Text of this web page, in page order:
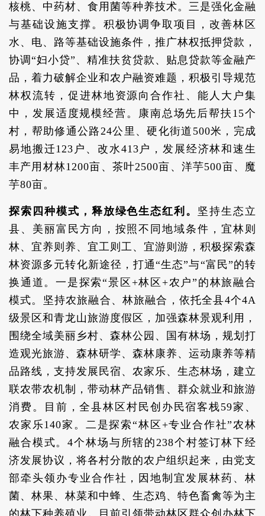
核桃、中药材、食用菌等种养技术。三是强化金融
与基础设施支撑。积极协调争取项目，改善林区
水、电、路等基础设施条件，推广林权抵押贷款，
协调“妇小贷”、精准扶贫贷款、贴息贷款等金融产
品，着力破解企业和农户融资难题，积极引导规范
林权流转，促进林地资源向合作社、能人大户集
中，发展适度规模经营。康南总场先后帮扶15个
村，帮助修通公路24公里、硬化街道500米，完成
易地搬迁123户、改水413户，发展经济林和速生
丰产用材林1200亩、茶叶2500亩、洋芋500亩、魔
芋80亩。
探索四种模式，释放绿色生态红利。 坚持生态立
县、美丽富民方向，按照不同地域条件，宜林则
林、宜养则养、宜工则工、宜游则游，积极探索森
林资源多元转化新途径，打通“生态”与“富民”的转
换通道。一是探索“景区+林区+农户”的林旅融合
模式。坚持农旅融合、林旅融合，依托全县4个4A
级景区和青龙山旅游度假区，加强森林景观利用，
围绕全域美丽乡村、森林公园、国有林场，规划打
造观光旅游、森林研学、森林康养、运动康养等精
品路线，支持发展民宿、农家乐、生态林场，建立
联农带农机制，带动林产品销售、群众就业和旅游
消费。目前，全县林区村民创办民宿客栈59家、
农家乐140家。二是探索“林区+专业合作社”农林
融合模式。4个林场与所辖的238个村签订林下经
济发展协议，将各村分散的农户组织起来，由党支
部牵头领办专业合作社，因地制宜发展林药、林
菌、林果、林菜和中蜂、生态鸡、特色畜禽等为主
的林下种养殖业。目前引领带动林区群众创办林下